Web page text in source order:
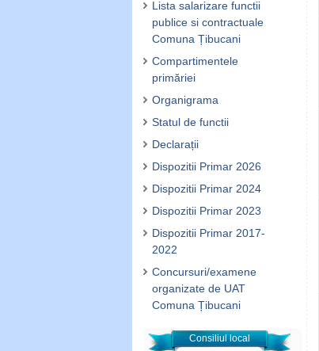
Lista salarizare functii
publice si contractuale
Comuna Țibucani
Compartimentele
primăriei
Organigrama
Statul de functii
Declarații
Dispozitii Primar 2026
Dispozitii Primar 2024
Dispozitii Primar 2023
Dispozitii Primar 2017-
2022
Concursuri/examene
organizate de UAT
Comuna Țibucani
Consiliul local